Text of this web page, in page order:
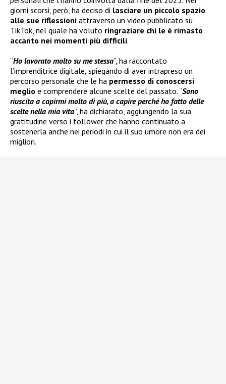
giorni scorsi, però, ha deciso di lasciare un piccolo spazio
alle sue riflessioni attraverso un video pubblicato su
TikTok, nel quale ha voluto ringraziare chi le è rimasto
accanto nei momenti più difficili.
“Ho lavorato molto su me stessa”, ha raccontato
l’imprenditrice digitale, spiegando di aver intrapreso un
percorso personale che le ha permesso di conoscersi
meglio e comprendere alcune scelte del passato. “Sono
riuscita a capirmi molto di più, a capire perché ho fatto delle
scelte nella mia vita”, ha dichiarato, aggiungendo la sua
gratitudine verso i follower che hanno continuato a
sostenerla anche nei periodi in cui il suo umore non era dei
migliori.